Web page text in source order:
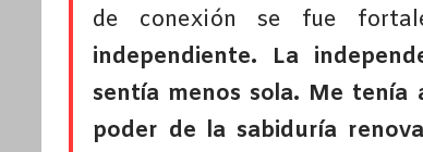
de conexión se fue
independiente. La
sentía menos sola. Me
poder de la sabiduría